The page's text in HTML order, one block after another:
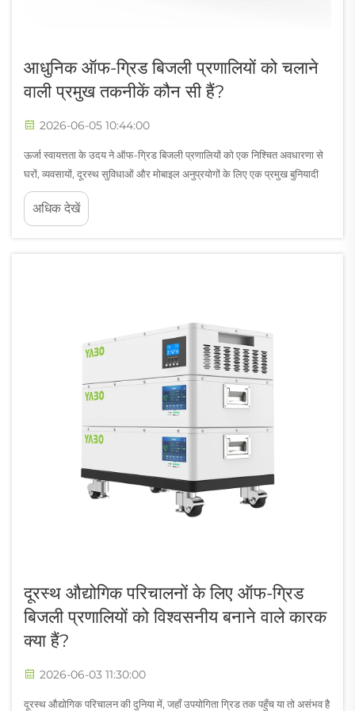
आधुनिक ऑफ-ग्रिड बिजली प्रणालियों को चलाने
वाली प्रमुख तकनीकें कौन सी हैं?
2026-06-05 10:44:00
ऊर्जा स्वायत्तता के उदय ने ऑफ-ग्रिड बिजली प्रणालियों को एक निश्चित अवधारणा से
घरों, व्यवसायों, दूरस्थ सुविधाओं और मोबाइल अनुप्रयोगों के लिए एक प्रमुख बुनियादी
ढांचा समाधान में बदल दिया है। चाहे आप किसी ग्रामीण झोपड़ी, एक मनोरंजन...
अधिक देखें
दूरस्थ औद्योगिक परिचालनों के लिए ऑफ-ग्रिड
बिजली प्रणालियों को विश्वसनीय बनाने वाले कारक
क्या हैं?
2026-06-03 11:30:00
दूरस्थ औद्योगिक परिचालन की दुनिया में, जहाँ उपयोगिता ग्रिड तक पहुँच या तो असंभव है